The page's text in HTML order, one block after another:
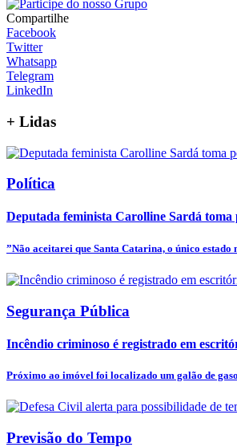
Compartilhe
Facebook
Twitter
Whatsapp
Telegram
LinkedIn
+ Lidas
Política
Deputada feminista Carolline Sardá toma
”Não aceitarei que Santa Catarina, o único estado
Segurança Pública
Incêndio criminoso é registrado em
Próximo ao imóvel foi localizado um galão de
Previsão do Tempo